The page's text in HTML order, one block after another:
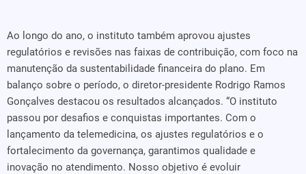
Ao longo do ano, o instituto também aprovou ajustes
regulatórios e revisões nas faixas de contribuição, com foco na
manutenção da sustentabilidade financeira do plano. Em
balanço sobre o período, o diretor-presidente Rodrigo Ramos
Gonçalves destacou os resultados alcançados. “O instituto
passou por desafios e conquistas importantes. Com o
lançamento da telemedicina, os ajustes regulatórios e o
fortalecimento da governança, garantimos qualidade e
inovação no atendimento. Nosso objetivo é evoluir